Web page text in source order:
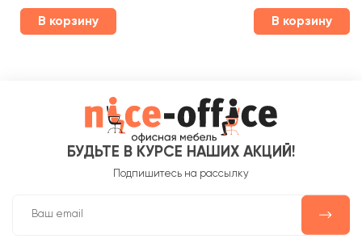
В корзину В корзину
БУДЬТЕ В КУРСЕ НАШИХ АКЦИЙ!
Подпишитесь на рассылку